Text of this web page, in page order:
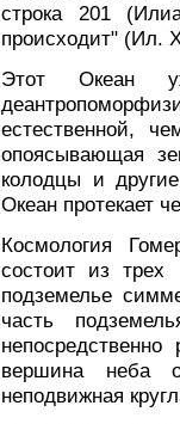
строка 201
происходит" (Ил.
Этот Океан
естественной,
опоясывающая
колодцы и
Океан протекает
Космология
состоит из
подземелье
часть
вершина неба
неподвижная